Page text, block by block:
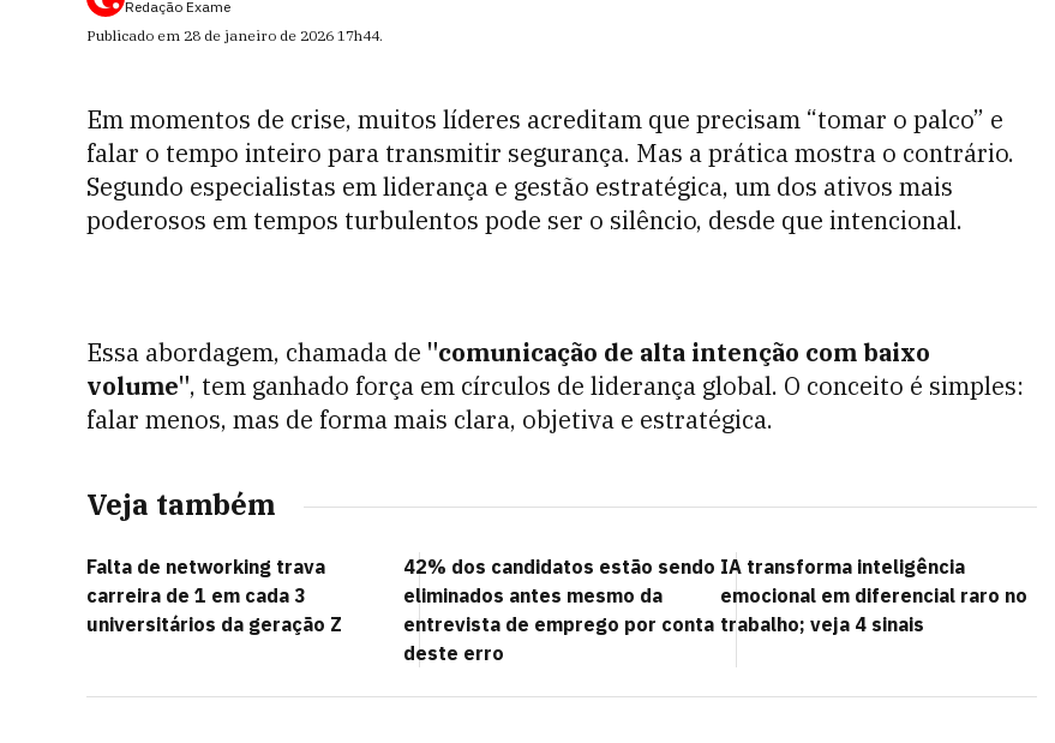
Redação Exame
Publicado em 28 de janeiro de 2026 17h44.
Em momentos de crise, muitos líderes acreditam que precisam “tomar o palco” e
falar o tempo inteiro para transmitir segurança. Mas a prática mostra o contrário.
Segundo especialistas em liderança e gestão estratégica, um dos ativos mais
poderosos em tempos turbulentos pode ser o silêncio, desde que intencional.
Essa abordagem, chamada de "comunicação de alta intenção com baixo
volume", tem ganhado força em círculos de liderança global. O conceito é simples:
falar menos, mas de forma mais clara, objetiva e estratégica.
Veja também
Falta de networking trava
carreira de 1 em cada 3
universitários da geração Z
42% dos candidatos estão sendo
eliminados antes mesmo da
entrevista de emprego por conta
deste erro
IA transforma inteligência
emocional em diferencial raro no
trabalho; veja 4 sinais